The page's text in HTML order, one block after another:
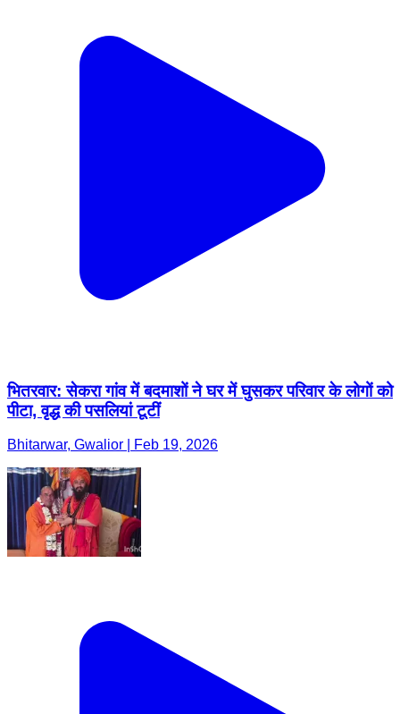
भितरवार: सेकरा गांव में बदमाशों ने घर में घुसकर परिवार के लोगों को
पीटा, वृद्ध की पसलियां टूटीं
Bhitarwar, Gwalior | Feb 19, 2026